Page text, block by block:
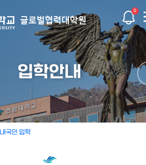
글로벌협력대학원
0
입학안내
내국인 입학